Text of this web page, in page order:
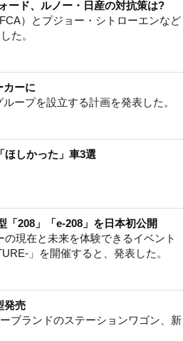
ード、ルノー・日産の対抗策は?
）とプジョー・シトローエンなど
た。
カーに
ープを設立する計画を発表した。
ほしかった」車3選
208」「e-208」を日本初公開
現在と未来を体験できるイベント
」を開催すると、発表した。
発売
ブランドのステーションワゴン、新